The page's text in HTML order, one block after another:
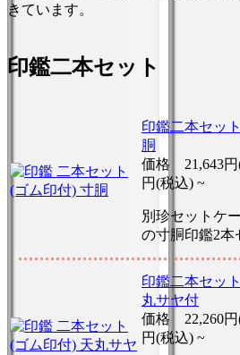
きています。
印鑑二本セット
印鑑二本セッ
胴
価格 21,643
円(税込) ~
別珍セットケ
の寸胴印鑑2本
印鑑二本セッ
丸サヤ付
価格 22,260
円(税込) ~